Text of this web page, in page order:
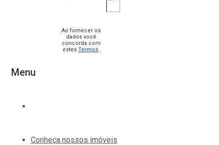
Ao fornecer os
dados você
concorda com
estes Termos.
Menu
Conheça nossos imóveis